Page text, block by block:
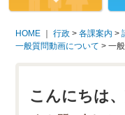
HOME ｜行政 >各課案内 >
一般質問動画について >一
こんにちは